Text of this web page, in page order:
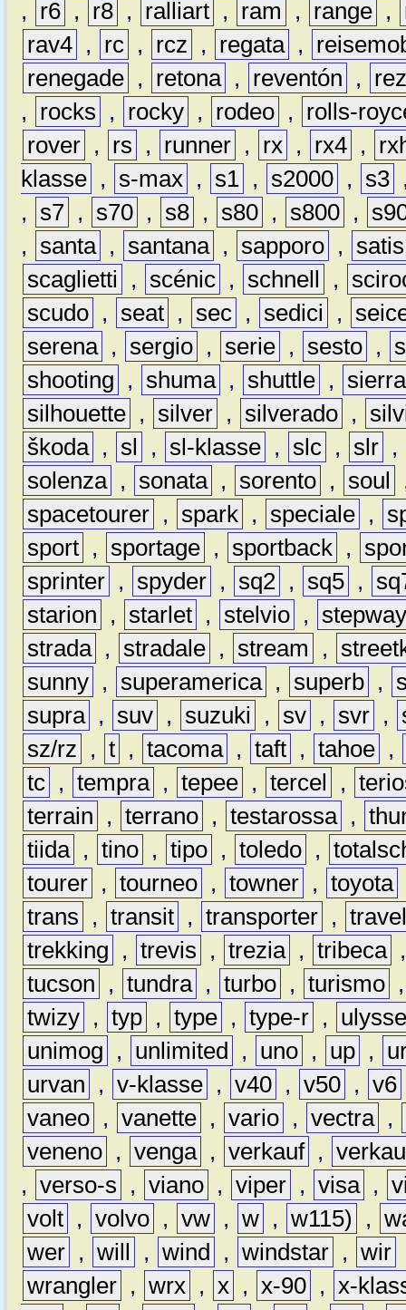
,
r6 , r8 , ralliart , ram , range ,
rav4 , rc , rcz , regata ,
renegade , retona , reventón ,
,
rocks , rocky , rodeo ,
rolls-
rover , rs , runner , rx , rx4 ,
klasse , s-max , s1 , s2000 , s3
,
s7 , s70 , s8 , s80 , s800 ,
,
santa , santana , sapporo ,
satis
scaglietti
, scénic , schnell ,
scudo , seat , sec , sedici ,
serena , sergio , serie , sesto ,
shooting
, shuma , shuttle ,
sierra
silhouette , silver , silverado ,
škoda , sl , sl-klasse , slc , slr ,
solenza , sonata , sorento , soul
spacetourer , spark , speciale ,
sport , sportage , sportback ,
sprinter , spyder , sq2 , sq5 ,
starion
, starlet , stelvio ,
strada , stradale , stream ,
sunny , superamerica , superb ,
supra , suv , suzuki , sv , svr ,
sz/rz
, t , tacoma , taft , tahoe ,
tc , tempra , tepee , tercel ,
terrain
, terrano , testarossa ,
tiida , tino , tipo , toledo ,
tourer , tourneo , towner , toyota
trans
, transit , transporter ,
trekking
, trevis , trezia , tribeca
tucson
, tundra , turbo , turismo
twizy , typ , type , type-r ,
unimog
, unlimited , uno , up ,
urvan
, v-klasse , v40 , v50 , v6
vaneo , vanette , vario , vectra ,
veneno , venga , verkauf ,
, verso-s , viano , viper , visa ,
volt , volvo , vw , w , w115) ,
wer , will , wind , windstar , wir
wrangler , wrx , x , x-90 , x-